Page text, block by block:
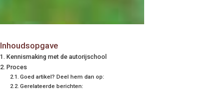
Inhoudsopgave
Kennismaking met de autorijschool
Proces
Goed artikel? Deel hem dan op:
Gerelateerde berichten: